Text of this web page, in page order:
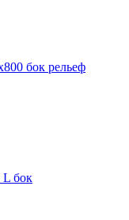
бок рельеф
бок